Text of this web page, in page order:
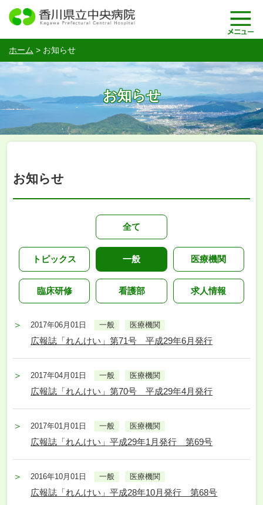
ホーム > お知らせ
お知らせ
お知らせ
全て
トピックス 一般 医療機関
臨床研修 看護部 求人情報
2017年06月01日 一般 医療機関
広報誌「れんけい」第71号 平成29年6月発行
2017年04月01日 一般 医療機関
広報誌「れんけい」第70号 平成29年4月発行
2017年01月01日 一般 医療機関
広報誌「れんけい」平成29年1月発行 第69号
2016年10月01日 一般 医療機関
広報誌「れんけい」平成28年10月発行 第68号